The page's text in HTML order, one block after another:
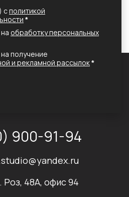
сполитикой
*
обработку персональных
получение
и рекламной рассылок*
900-91-94
Роз, 48А, офис 94